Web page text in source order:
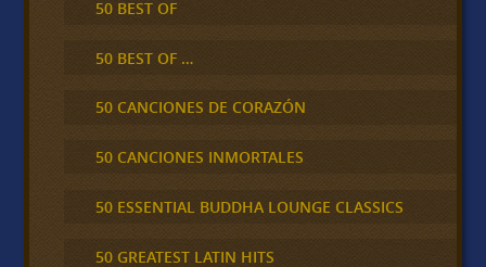
50 BEST OF
50 BEST OF …
50 CANCIONES DE CORAZÓN
50 CANCIONES INMORTALES
50 ESSENTIAL BUDDHA LOUNGE CLASSICS
50 GREATEST LATIN HITS